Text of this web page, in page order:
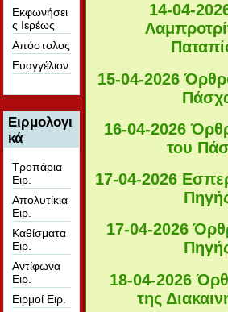
Εκφωνήσει
ς Ιερέως
Απόστολος
Ευαγγέλιον
Ειρμολογι
κά
Τροπάρια
Ειρ.
Απολυτίκια
Ειρ.
Καθίσματα
Ειρ.
Αντίφωνα
Ειρ.
Ειρμοί Ειρ.
14-04-
15-04-2026
16-04-2026
του
17-04-2026
17-04-2026
18-04-2026
της